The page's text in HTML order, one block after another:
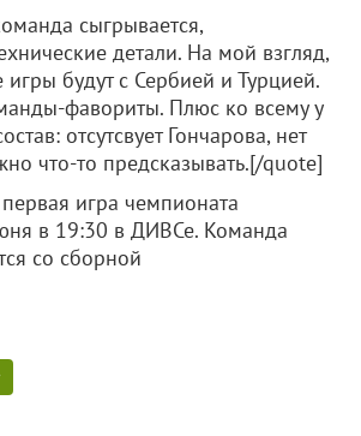
сыгрывается,
детали. На мой взгляд,
будут с Сербией и Турцией.
фавориты. Плюс ко всему у
отсутсвует Гончарова, нет
что-то предсказывать.[/quote]
игра чемпионата
в 19:30 в ДИВСе. Команда
со сборной